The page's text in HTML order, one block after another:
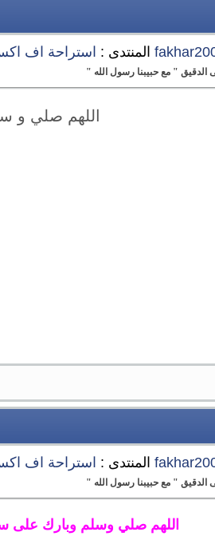
المنتدى : استراحة اف اكس
" مع حبيبنا رسول الله "
اللهم صلي و
المنتدى : استراحة اف اكس
" مع حبيبنا رسول الله "
اللهم صلي وسلم وبارك على